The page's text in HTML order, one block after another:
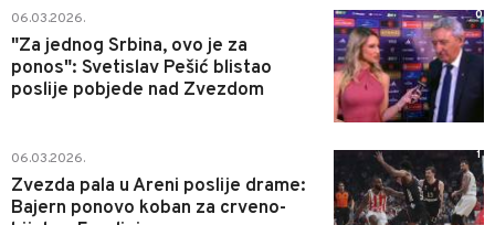
06.03.2026.
"Za jednog Srbina, ovo je za
ponos": Svetislav Pešić blistao
poslije pobjede nad Zvezdom
0
06.03.2026.
Zvezda pala u Areni poslije drame:
Bajern ponovo koban za crveno-
1